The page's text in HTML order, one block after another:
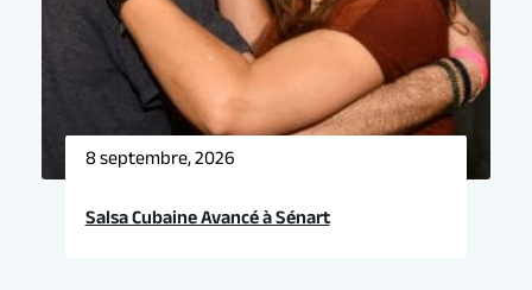
8 septembre, 2026
Salsa Cubaine Avancé à Sénart